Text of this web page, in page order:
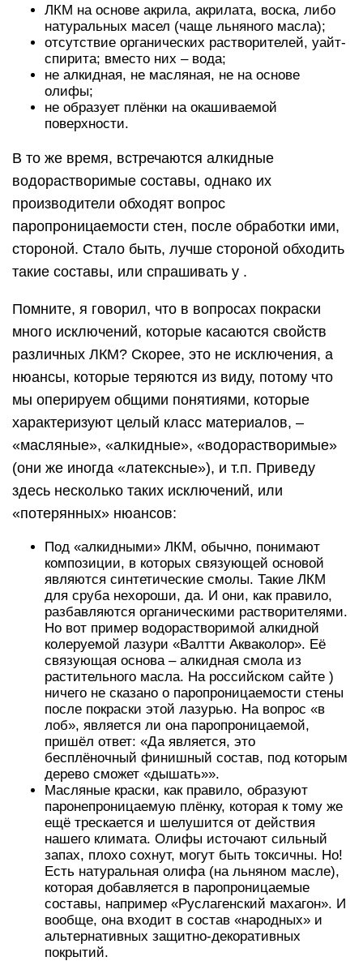
ЛКМ на основе акрила, акрилата, воска, либо
натуральных масел (чаще льняного масла);
отсутствие органических растворителей, уайт-
спирита; вместо них – вода;
не алкидная, не масляная, не на основе
олифы;
не образует плёнки на окашиваемой
поверхности.
В то же время, встречаются алкидные
водорастворимые составы, однако их
производители обходят вопрос
паропроницаемости стен, после обработки ими,
стороной. Стало быть, лучше стороной обходить
такие составы, или спрашивать у .
Помните, я говорил, что в вопросах покраски
много исключений, которые касаются свойств
различных ЛКМ? Скорее, это не исключения, а
нюансы, которые теряются из виду, потому что
мы оперируем общими понятиями, которые
характеризуют целый класс материалов, –
«масляные», «алкидные», «водорастворимые»
(они же иногда «латексные»), и т.п. Приведу
здесь несколько таких исключений, или
«потерянных» нюансов:
Под «алкидными» ЛКМ, обычно, понимают
композиции, в которых связующей основой
являются синтетические смолы. Такие ЛКМ
для сруба нехороши, да. И они, как правило,
разбавляются органическими растворителями.
Но вот пример водорастворимой алкидной
колеруемой лазури «Валтти Акваколор». Её
связующая основа – алкидная смола из
растительного масла. На российском сайте )
ничего не сказано о паропроницаемости стены
после покраски этой лазурью. На вопрос «в
лоб», является ли она паропроницаемой,
пришёл ответ: «Да является, это
бесплёночный финишный состав, под которым
дерево сможет «дышать»».
Масляные краски, как правило, образуют
паронепроницаемую плёнку, которая к тому же
ещё трескается и шелушится от действия
нашего климата. Олифы источают сильный
запах, плохо сохнут, могут быть токсичны. Но!
Есть натуральная олифа (на льняном масле),
которая добавляется в паропроницаемые
составы, например «Руслагенский махагон». И
вообще, она входит в состав «народных» и
альтернативных защитно-декоративных
покрытий.